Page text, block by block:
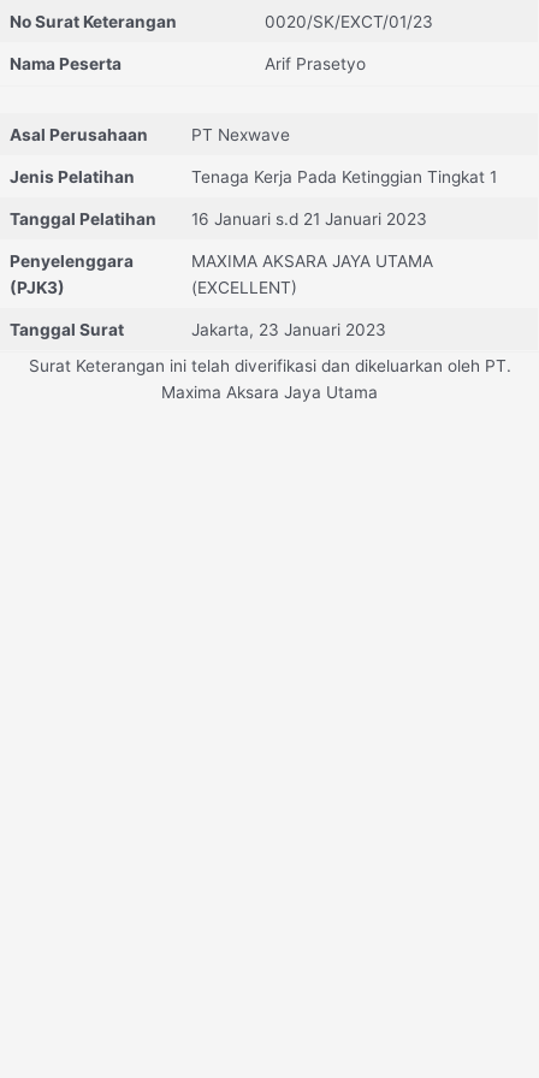
No Surat Keterangan 0020/SK/EXCT/01/23
Nama Peserta Arif Prasetyo
Asal Perusahaan PT Nexwave
Jenis Pelatihan Tenaga Kerja Pada Ketinggian Tingkat 1
Tanggal Pelatihan 16 Januari s.d 21 Januari 2023
Penyelenggara
(PJK3)
MAXIMA AKSARA JAYA UTAMA
(EXCELLENT)
Tanggal Surat
Jakarta, 23 Januari 2023
Surat Keterangan ini telah diverifikasi dan dikeluarkan oleh PT.
Maxima Aksara Jaya Utama